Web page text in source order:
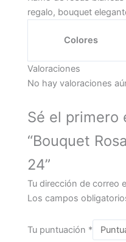
regalo, bouquet
Colores
Valoraciones
No hay valoraciones
Sé el primero
“Bouquet
24”
Tu dirección de correo
Los campos
Tu puntuación *